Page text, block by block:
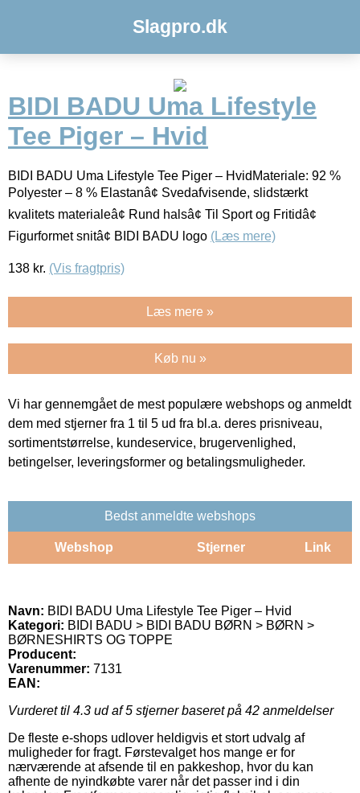
Slagpro.dk
BIDI BADU Uma Lifestyle
Tee Piger – Hvid
BIDI BADU Uma Lifestyle Tee Piger – HvidMateriale: 92 %
Polyester – 8 % Elastanâ¢ Svedafvisende, slidstærkt
kvalitets materialeâ¢ Rund halsâ¢ Til Sport og Fritidâ¢
Figurformet snitâ¢ BIDI BADU logo (Læs mere)
138 kr. (Vis fragtpris)
Læs mere »
Køb nu »
Vi har gennemgået de mest populære webshops og anmeldt
dem med stjerner fra 1 til 5 ud fra bl.a. deres prisniveau,
sortimentstørrelse, kundeservice, brugervenlighed,
betingelser, leveringsformer og betalingsmuligheder.
Bedst anmeldte webshops
Webshop Stjerner Link
Navn: BIDI BADU Uma Lifestyle Tee Piger – Hvid
Kategori: BIDI BADU > BIDI BADU BØRN > BØRN >
BØRNESHIRTS OG TOPPE
Producent:
Varenummer: 7131
EAN:
Vurderet til 4.3 ud af 5 stjerner baseret på 42 anmeldelser
De fleste e-shops udlover heldigvis et stort udvalg af
muligheder for fragt. Førstevalget hos mange er for
nærværende at afsende til en pakkeshop, hvor du kan
afhente de nyindkøbte varer når det passer ind i din